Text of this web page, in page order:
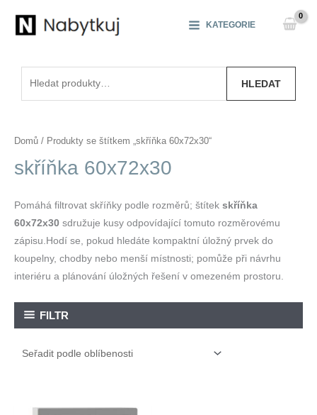
KATEGORIE
HLEDAT
Domů / Produkty se štítkem „skříňka 60x72x30“
skříňka 60x72x30
Pomáhá filtrovat skříňky podle rozměrů; štítek skříňka
60x72x30 sdružuje kusy odpovídající tomuto rozměrovému
zápisu.Hodí se, pokud hledáte kompaktní úložný prvek do
koupelny, chodby nebo menší místnosti; pomůže při návrhu
interiéru a plánování úložných řešení v omezeném prostoru.
FILTR